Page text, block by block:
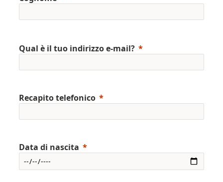
Qual è il tuo indirizzo e-mail?
Recapito telefonico
Data di nascita